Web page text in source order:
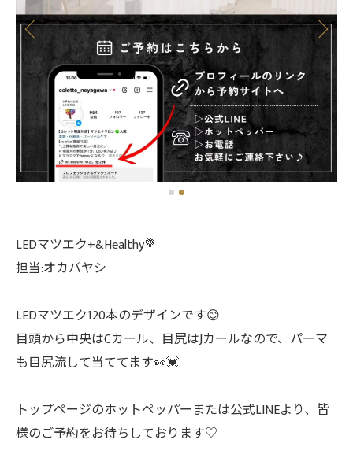
LEDマツエク+&Healthy💐
担当:オカバヤシ
LEDマツエク120本のデザインです😊
目頭から中央はCカール、目尻はJカールなので、パーマ
も目尻流して当ててます👀💓
トップページのホットペッパーまたは公式LINEより、皆
様のご予約をお待ちしております♡